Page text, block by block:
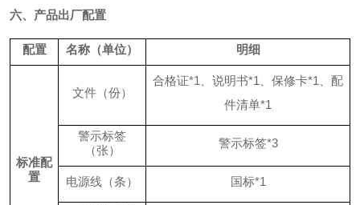
六、产品出厂配置
配置 名称（单位） 明细
标准配
置
文件（份）
合格证*1、说明书*1、保修卡*1
、配
件清单*1
警示标签
（张）
警示标签*3
电源线（条） 国标*1